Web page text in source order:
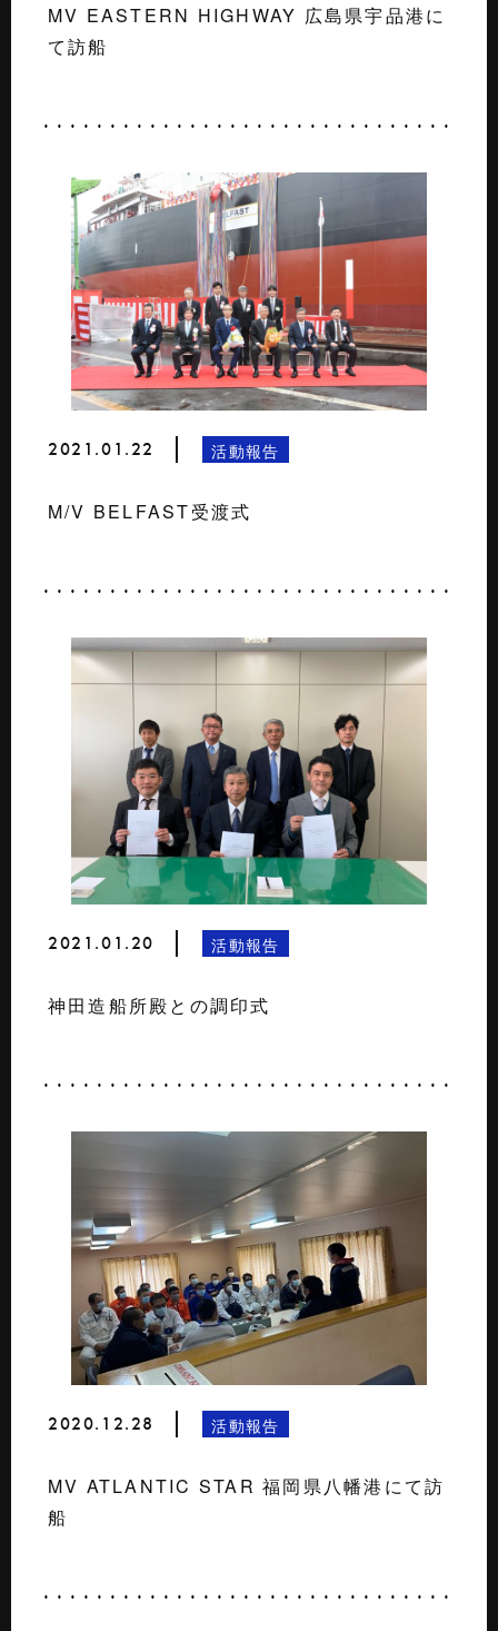
MV EASTERN HIGHWAY 広島県宇品港に
て訪船
2021.01.22 活動報告
M/V BELFAST受渡式
2021.01.20 活動報告
神田造船所殿との調印式
2020.12.28 活動報告
MV ATLANTIC STAR 福岡県八幡港にて訪
船